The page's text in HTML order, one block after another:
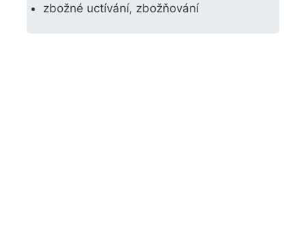
zbožné uctívání, zbožňování